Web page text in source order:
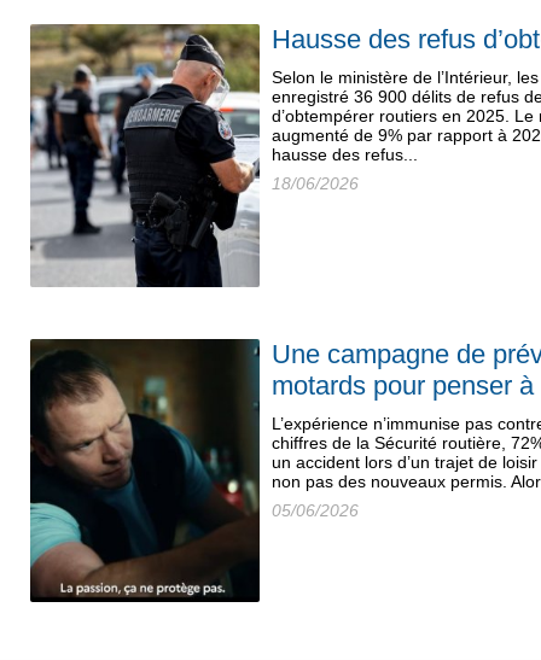
Hausse des refus
Selon le ministère de l’Intérieur,
enregistré 36 900 délits de refus
d’obtempérer routiers en 2025.
augmenté de 9% par rapport à
hausse des refus...
18/06/2026
Une campagne de
motards pour penser
L’expérience n’immunise pas
chiffres de la Sécurité routière,
un accident lors d’un trajet de
non pas des nouveaux permis.
05/06/2026